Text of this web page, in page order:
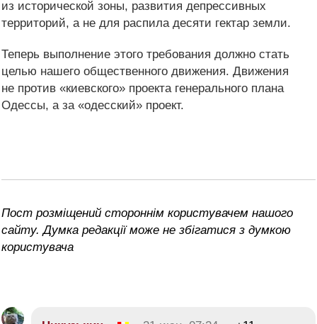
из исторической зоны, развития депрессивных
территорий, а не для распила десяти гектар земли.
Теперь выполнение этого требования должно стать
целью нашего общественного движения. Движения
не против «киевского» проекта генерального плана
Одессы, а за «одесский» проект.
Пост розміщений стороннім користувачем нашого
сайту. Думка редакції може не збігатися з думкою
користувача